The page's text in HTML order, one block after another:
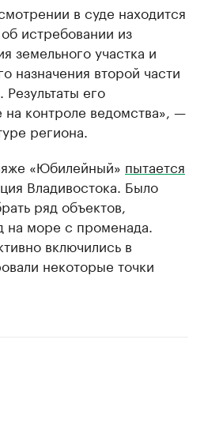
в суде находится
истребовании из
земельного участка и
назначения второй части
его
контроле ведомства», —
региона.
«Юбилейный» пытается
Владивостока. Было
ряд объектов,
море с променада.
включились в
некоторые точки